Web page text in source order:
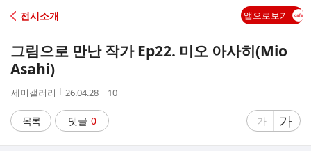
C
전시소개 앱으로보기
그림으로 만난 작가 Ep22. 미오 아사히(Mio
Asahi)
작
자
세미갤러리
작
시
간
26.04.28
조
수
10
목록 댓글 0
글
가
글
자
가